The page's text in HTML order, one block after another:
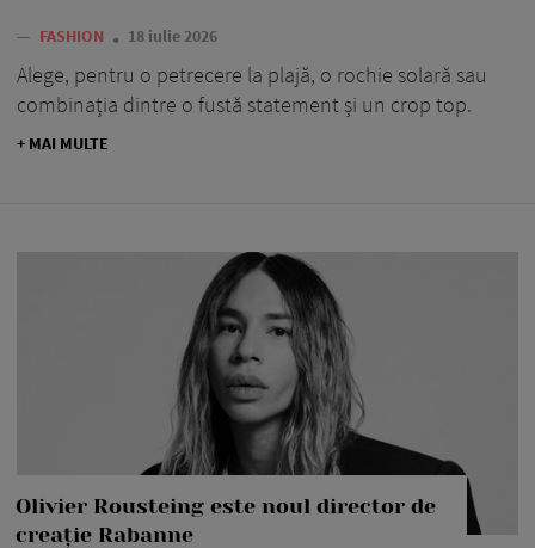
— FASHION 18 iulie 2026
Alege, pentru o petrecere la plajă, o rochie solară sau
combinația dintre o fustă statement și un crop top.
+ MAI MULTE
Olivier Rousteing este noul director de
creație Rabanne